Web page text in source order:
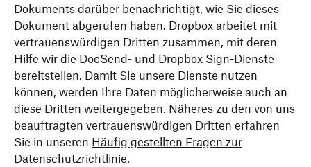
Dokuments darüber benachrichtigt, wie Sie dieses
Dokument abgerufen haben. Dropbox arbeitet mit
vertrauenswürdigen Dritten zusammen, mit deren
Hilfe wir die DocSend- und Dropbox Sign-Dienste
bereitstellen. Damit Sie unsere Dienste nutzen
können, werden Ihre Daten möglicherweise auch an
diese Dritten weitergegeben. Näheres zu den von uns
beauftragten vertrauenswürdigen Dritten erfahren
Sie in unseren Häufig gestellten Fragen zur
Datenschutzrichtlinie.